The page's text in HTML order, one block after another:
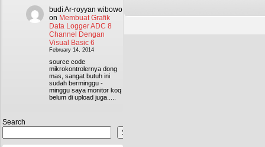
budi Ar-royyan wibowo
on Membuat Grafik
Data Logger ADC 8
Channel Dengan
Visual Basic 6
February 14, 2014
source code
mikrokontrolernya dong
mas, sangat butuh ini
sudah berminggu -
minggu saya monitor koq
belum di upload juga.....
Search
Search